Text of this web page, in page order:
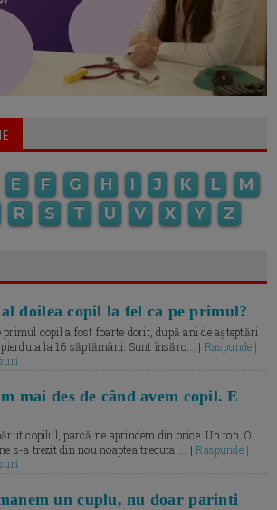
E F G H I J K L
M
R S T U V X Y Z
doilea copil la fel ca pe primul?
primul copil a fost foarte dorit, după ani de așteptări
la 16 săptămâni. Sunt însărc... | Raspunde |
mai des de când avem copil. E
copilul, parcă ne aprindem din orice. Un ton. O
s-a trezit din nou noaptea trecuta.... |Raspunde |
un cuplu, nu doar parinti